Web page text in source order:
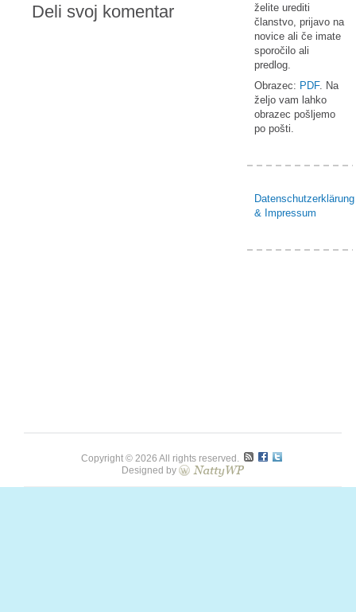
Deli svoj komentar
želite urediti
članstvo, prijavo na
novice ali če imate
sporočilo ali
predlog.
Obrazec: PDF. Na
željo vam lahko
obrazec pošljemo
po pošti.
Datenschutzerklärung
& Impressum
Copyright © 2026 All rights reserved.
Designed by